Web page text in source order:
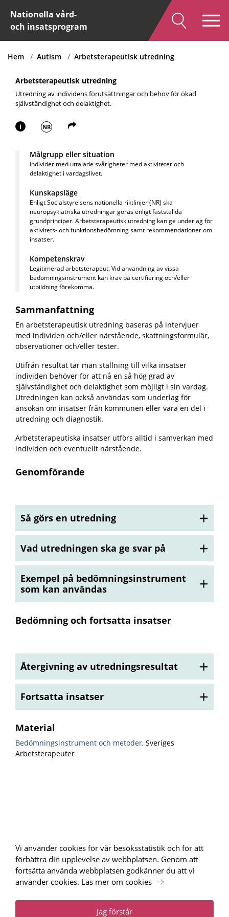
Nationella vård-
och insatsprogram
Hem Autism Arbetsterapeutisk utredning
Arbetsterapeutisk utredning
Utredning av individens förutsättningar och behov för ökad
självständighet och delaktighet.
i NR
Målgrupp eller situation
Individer med uttalade svårigheter med aktiviteter och
delaktighet i vardagslivet.
Kunskapsläge
Enligt Socialstyrelsens nationella riktlinjer (NR) ska
neuropsykiatriska utredningar göras enligt fastställda
grundprinciper. Arbetsterapeutisk utredning kan ge underlag för
aktivitets- och funktionsbedömning samt rekommendationer om
insatser.
Kompetenskrav
Legitimerad arbetsterapeut. Vid användning av vissa
bedömningsinstrument kan krav på certifiering och/eller
utbildning förekomma.
Sammanfattning
En arbetsterapeutisk utredning baseras på intervjuer
med individen och/eller närstående, skattningsformulär,
observationer och/eller tester.
Utifrån resultat tar man ställning till vilka insatser
individen behöver för att nå en så hög grad av
självständighet och delaktighet som möjligt i sin vardag.
Utredningen kan också användas som underlag för
ansökan om insatser från kommunen eller vara en del i
utredning och diagnostik.
Arbetsterapeutiska insatser utförs alltid i samverkan med
individen och eventuellt närstående.
Genomförande
Så görs en utredning
Vad utredningen ska ge svar på
Exempel på bedömningsinstrument
som kan användas
Bedömning och fortsatta insatser
Återgivning av utredningsresultat
Fortsatta insatser
Material
Bedömningsinstrument och metoder, Sveriges
Arbetsterapeuter
Vi använder cookies för vår besöksstatistik och för att
förbättra din upplevelse av webbplatsen. Genom att
fortsätta använda webbplatsen godkänner du att vi
använder cookies. Läs mer om cookies
Jag förstår
Nationellt programområde psykisk hälsa.